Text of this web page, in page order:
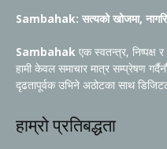
Sambahak: सत्यको खोजमा,
Sambahak एक स्वतन्त्र, निष्पक्ष
हामी केवल समाचार मात्र सम्प्रेषण
दृढतापूर्वक उभिने अठोटका साथ
हाम्रो प्रतिबद्धता